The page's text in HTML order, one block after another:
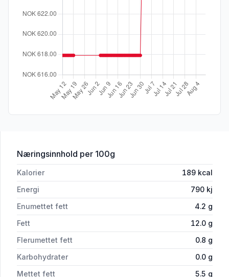
Næringsinnhold for 'Lammestek Av Lår Ca1,1kg
per 100g
Kalorier 189 kcal
Energi
790 kj
Enumettet fett
4.2 g
Fett
12.0 g
Flerumettet fett
0.8 g
Karbohydrater
0.0 g
Mettet fett
5.5 g